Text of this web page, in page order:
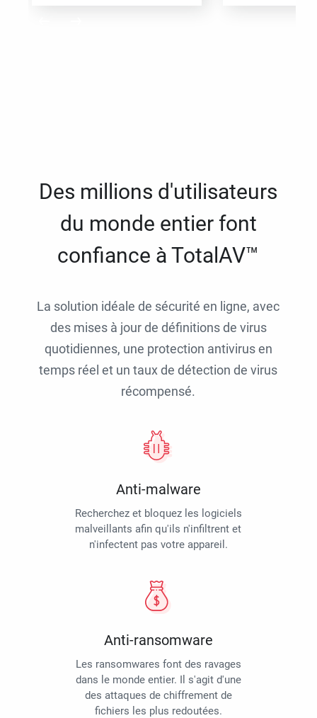
Des millions d'utilisateurs
du monde entier font
confiance à TotalAV™
La solution idéale de sécurité en ligne, avec
des mises à jour de définitions de virus
quotidiennes, une protection antivirus en
temps réel et un taux de détection de virus
récompensé.
Anti-malware
Recherchez et bloquez les logiciels
malveillants afin qu'ils n'infiltrent et
n'infectent pas votre appareil.
Anti-ransomware
Les ransomwares font des ravages
dans le monde entier. Il s'agit d'une
des attaques de chiffrement de
fichiers les plus redoutées.